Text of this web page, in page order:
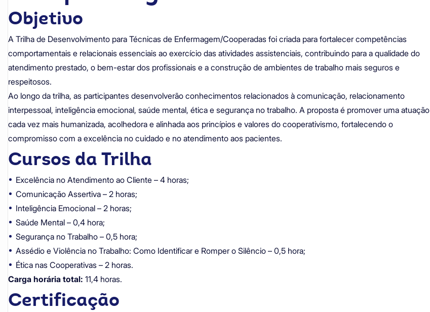
Objetivo
A Trilha de Desenvolvimento para Técnicas de Enfermagem/Cooperadas foi criada para fortalecer competências
comportamentais e relacionais essenciais ao exercício das atividades assistenciais, contribuindo para a qualidade do
atendimento prestado, o bem-estar dos profissionais e a construção de ambientes de trabalho mais seguros e
respeitosos.
Ao longo da trilha, as participantes desenvolverão conhecimentos relacionados à comunicação, relacionamento
interpessoal, inteligência emocional, saúde mental, ética e segurança no trabalho. A proposta é promover uma atuação
cada vez mais humanizada, acolhedora e alinhada aos princípios e valores do cooperativismo, fortalecendo o
compromisso com a excelência no cuidado e no atendimento aos pacientes.
Cursos da Trilha
Excelência no Atendimento ao Cliente – 4 horas;
Comunicação Assertiva – 2 horas;
Inteligência Emocional – 2 horas;
Saúde Mental – 0,4 hora;
Segurança no Trabalho – 0,5 hora;
Assédio e Violência no Trabalho: Como Identificar e Romper o Silêncio – 0,5 hora;
Ética nas Cooperativas – 2 horas.
Carga horária total: 11,4 horas.
Certificação